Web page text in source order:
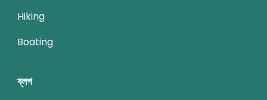
Hiking
Boating
ব্লগ